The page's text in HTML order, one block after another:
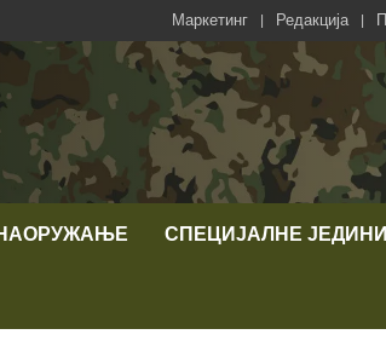
Маркетинг Редакција
СПЕЦИЈАЛНЕ